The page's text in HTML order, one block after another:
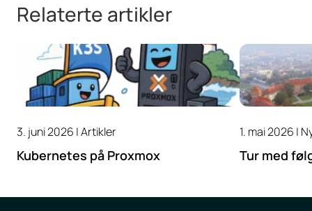
Relaterte artikler
3. juni 2026 |Artikler
Kubernetes på Proxmox
1. mai 2026 |
Tur med